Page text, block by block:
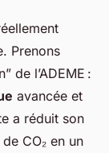
Prenons
de l’ADEME :
avancée et
a réduit son
CO₂ en un